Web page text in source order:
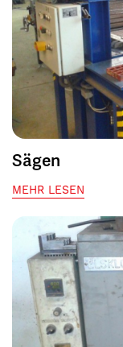
Sägen
MEHR LESEN